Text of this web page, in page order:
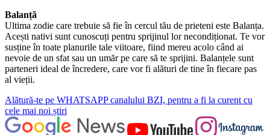
Balanță
Ultima zodie care trebuie să fie în cercul tău de prieteni este Balanța.
Acești nativi sunt cunoscuți pentru sprijinul lor necondiționat. Te vor
susține în toate planurile tale viitoare, fiind mereu acolo când ai
nevoie de un sfat sau un umăr pe care să te sprijini. Balanțele sunt
parteneri ideal de încredere, care vor fi alături de tine în fiecare pas
al vieții.
Alătură-te pe WHATSAPPcanalului BZI, pentru a fi la curent cu
cele mai noi știri